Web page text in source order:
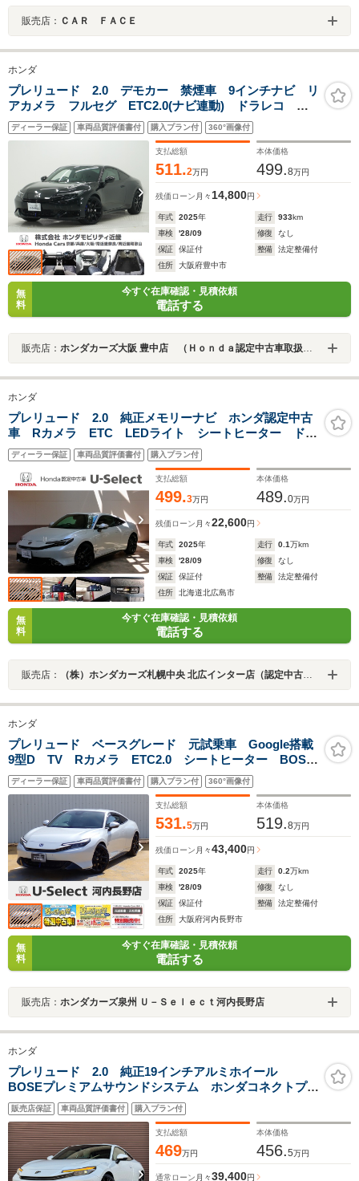
販売店： ＣＡＲ ＦＡＣＥ
ホンダ
プレリュード 2.0 デモカー 禁煙車 9インチナビ リ
アカメラ フルセグ ETC2.0(ナビ連動) ドラレコ 前
後障害物センサー 衝突軽減ブレーキ シートヒータ
ー ACC LKAS ブラインドスポット 19インチアル
ディーラー保証 車両品質評価書付 購入プラン付 360°画像付
支払総額
511.2万円
本体価格
499.8万円
残価ローン 月々 14,800円
年式 2025年 走行 933km
車検
'28/09 修復
なし
保証
保証付 整備
法定整備付
住所
大阪府豊中市
無
料
今すぐ在庫確認・見積依頼
電話する
販売店： ホンダカーズ大阪 豊中店 （Ｈｏｎｄａ認定中古車取扱店）
ホンダ
プレリュード 2.0 純正メモリーナビ ホンダ認定中古
車 Rカメラ ETC LEDライト シートヒーター ドラ
レコ ブルートウース対応 USB端子付き 衝突軽減装
置装置 横滑り防止装備
ディーラー保証 車両品質評価書付 購入プラン付
支払総額
499.3万円
本体価格
489.0万円
残価ローン 月々22,600円
年式 2025年 走行 0.1万km
車検
'28/09 修復
なし
保証
保証付 整備
法定整備付
住所
北海道北広島市
無
料
今すぐ在庫確認・見積依頼
電話する
販売店： （株）ホンダカーズ札幌中央 北広インター店（認定中古車取扱店）
ホンダ
プレリュード ベースグレード 元試乗車 Google搭載
9型D TV Rカメラ ETC2.0 シートヒーター BOSE
プレミアムサウンドシステム アダプティブ・ダンパ
ー・システム ハーフレザーシート アダプティプドラ
イビングビームLEDヘッドライト
ディーラー保証 車両品質評価書付 購入プラン付 360°画像付
支払総額
531.5万円
本体価格
519.8万円
残価ローン 月々43,400円
年式 2025年 走行 0.2万km
車検
'28/09 修復
なし
保証
保証付 整備
法定整備付
住所
大阪府河内長野市
無
料
今すぐ在庫確認・見積依頼
電話する
販売店： ホンダカーズ泉州 Ｕ－Ｓｅｌｅｃｔ河内長野店
ホンダ
プレリュード 2.0 純正19インチアルミホイール
BOSEプレミアムサウンドシステム ホンダコネクトプラ
ス ワイヤレス充電 ブレンボブレーキキャリパー ホ
ンダセンシング ETC LEDヘッドライト
販売店保証 車両品質評価書付 購入プラン付
支払総額
469万円
本体価格
456.5万円
通常ローン 月々39,400円